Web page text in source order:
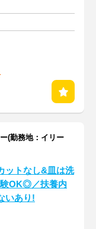
(勤務地：イリー
ットなし&皿は洗
OK◎／扶養内
いあり!